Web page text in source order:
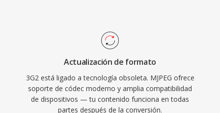
tasas de bits significativamente más altas qué
los métodos de compresión temporal para
calidad equivalente. Los flujos MJPEG pueden
entregarse a través de HTTP, haciéndolos
sencillos de implementar en aplicaciones de
monitoreo basadas en web, y la simplicidad del
Actualización de formato
3G2 está ligado a tecnología obsoleta. MJPEG ofrece
soporte de códec moderno y amplia compatibilidad
de dispositivos — tu contenido funciona en todas
partes después de la conversión.